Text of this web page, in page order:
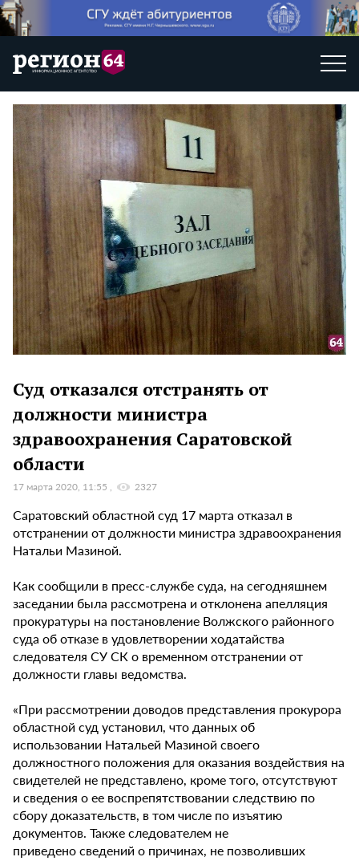
Суд отказался отстранять от
должности министра
здравоохранения Саратовской
области
17 марта 2020, 11:55 2327
Саратовский областной суд 17 марта отказал в
отстранении от должности министра здравоохранения
Натальи Мазиной.
Как сообщили в пресс-службе суда, на сегодняшнем
заседании была рассмотрена и отклонена апелляция
прокуратуры на постановление Волжского районного
суда об отказе в удовлетворении ходатайства
следователя СУ СК о временном отстранении от
должности главы ведомства.
«При рассмотрении доводов представления прокурора
областной суд установил, что данных об
использовании Натальей Мазиной своего
должностного положения для оказания воздействия на
свидетелей не представлено, кроме того, отсутствуют
и сведения о ее воспрепятствовании следствию по
сбору доказательств, в том числе по изъятию
документов. Также следователем не
приведено сведений о причинах, не позволивших